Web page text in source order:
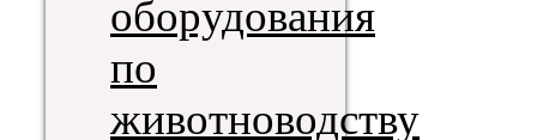
оборудования
по
животноводству